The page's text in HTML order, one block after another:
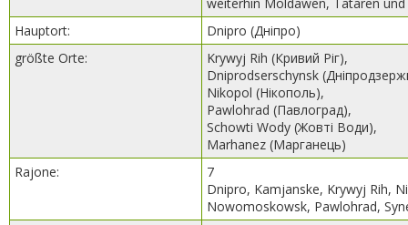
Hauptort:
Dnipro (Дніпро)
größte Orte:
Krywyj Rih (Кривий Ріг),
Dniprodserschynsk
Nikopol (Нікополь),
Pawlohrad (Павлоград),
Schowti Wody (Жовті Води),
Marhanez (Марганець)
Rajone:
7
Dnipro, Kamjanske, Krywyj Rih,
Nowomoskowsk, Pawlohrad,